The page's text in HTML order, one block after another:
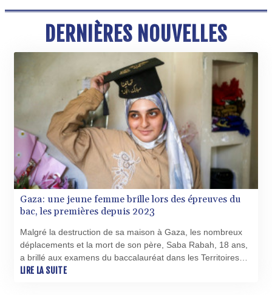
GNF 10140.856305
GTQ 8.81087
GYD 241.831737
HKD 9.057432
HNL 30.951928
HRK 7.535817
HTG 150.98364
HUF 364.606998
IDR 20526.507465
ILS 3.461279
IMP 0.856331
INR 110.133259
IQD 1512.727812
1587081.157342
ISK 142.20827
JMD 183.379231
JOD 0.818459
tension comme la dermatologie, la gériatrie ou la pédiatrie.
DERNIÈRES NOUVELLES
Gaza: une jeune femme brille lors des épreuves du
bac, les premières depuis 2023
Malgré la destruction de sa maison à Gaza, les nombreux
déplacements et la mort de son père, Saba Rabah, 18 ans,
a brillé aux examens du baccalauréat dans les Territoires
palestiniens, les premiers à se tenir depuis octobre 2023.
LIRE LA SUITE